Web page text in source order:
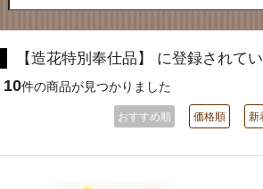
【造花特別奉仕品】 に登録されて
10件の商品が見つかりました
おすすめ順 価格順 新